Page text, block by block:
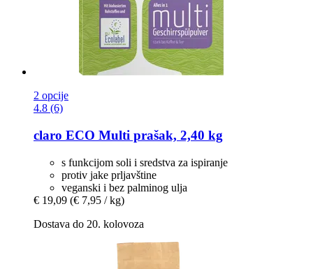
2 opcije
4.8 (6)
claro ECO Multi prašak, 2,40 kg
s funkcijom soli i sredstva za ispiranje
protiv jake prljavštine
veganski i bez palminog ulja
€ 19,09 (€ 7,95 / kg)
Dostava do 20. kolovoza